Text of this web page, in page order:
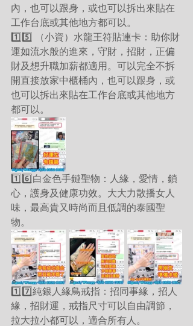
內，也可以跟身，或也可以拆出來貼在
工作台底或其他地方都可以。
1️⃣5️⃣ （小資）水龍王符貼連卡：助你財
運如流水般的進來，守財，招財，正偏
財及想升職加薪都適用。可以完全不拆
開直接放家中櫃桶內，也可以跟身，或
也可以拆出來貼在工作台底或其他地方
都可以。
1️⃣6️⃣白金色手鏈聖物：人緣，愛情，鎖
心，護身及健康功效。大大力散播女人
味，最高貴又時尚而且低調的泰國聖
物。
1️⃣7️⃣純銀人緣鳥戒指：招同事緣，招人
緣，招財運，戒指尺寸可以自由調節，
拉大拉小都可以，適合所有人。